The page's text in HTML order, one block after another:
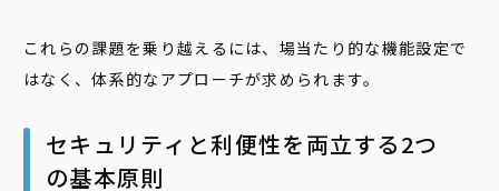
これらの課題を乗り越えるには、場当たり的な機能設定で
はなく、体系的なアプローチが求められます。
セキュリティと利便性を両立する2つ
の基本原則